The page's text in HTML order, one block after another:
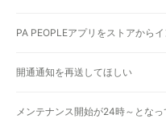
PA PEOPLEアプリをストアから
開通通知を再送してほしい
メンテナンス開始が24時～とな